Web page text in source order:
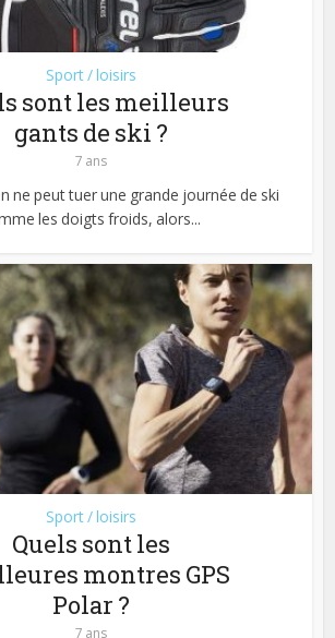
Sport / loisirs
sont les meilleurs
gants de ski ?
7 ans
ne peut tuer une grande journée de ski
les doigts froids, alors...
Sport / loisirs
Quels sont les
montres GPS
Polar ?
7 ans